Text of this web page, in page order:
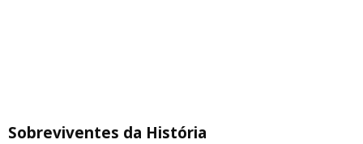
Sobreviventes da História